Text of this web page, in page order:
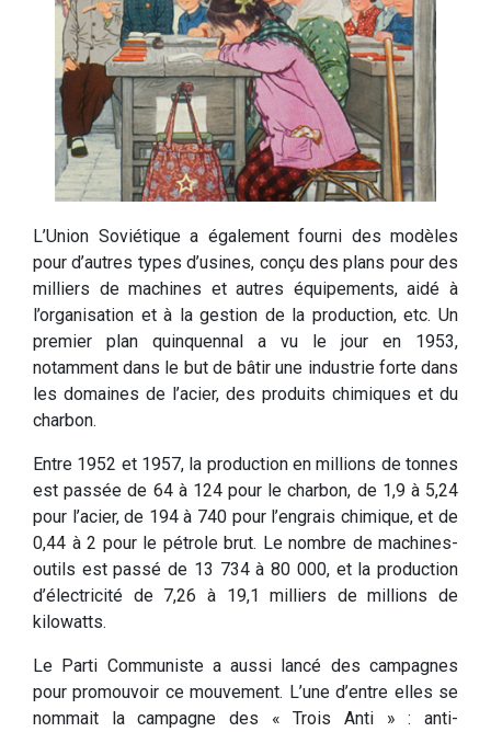
L’Union Soviétique a également fourni des modèles
pour d’autres types d’usines, conçu des plans pour des
milliers de machines et autres équipements, aidé à
l’organisation et à la gestion de la production, etc. Un
premier plan quinquennal a vu le jour en 1953,
notamment dans le but de bâtir une industrie forte dans
les domaines de l’acier, des produits chimiques et du
charbon.
Entre 1952 et 1957, la production en millions de tonnes
est passée de 64 à 124 pour le charbon, de 1,9 à 5,24
pour l’acier, de 194 à 740 pour l’engrais chimique, et de
0,44 à 2 pour le pétrole brut. Le nombre de machines-
outils est passé de 13 734 à 80 000, et la production
d’électricité de 7,26 à 19,1 milliers de millions de
kilowatts.
Le Parti Communiste a aussi lancé des campagnes
pour promouvoir ce mouvement. L’une d’entre elles se
nommait la campagne des « Trois Anti » : anti-